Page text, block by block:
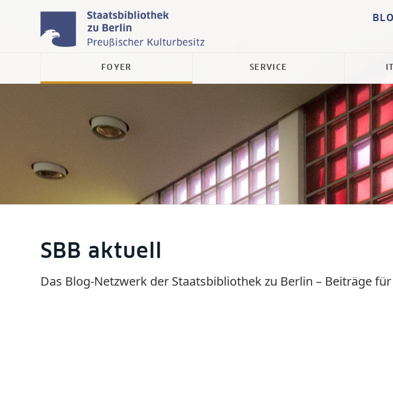
FOYER SERVICE
SBB aktuell
Das Blog-Netzwerk der Staatsbibliothek zu Berlin – Beiträge